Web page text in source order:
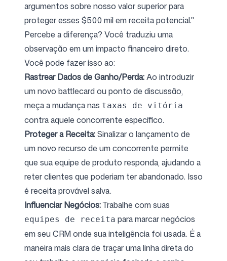
argumentos sobre nosso valor superior para
proteger esses $500 mil em receita potencial."
Percebe a diferença? Você traduziu uma
observação em um impacto financeiro direto.
Você pode fazer isso ao:
Rastrear Dados de Ganho/Perda:Ao introduzir
um novo battlecard ou ponto de discussão,
meça a mudança nas taxas de vitória
contra aquele concorrente específico.
Proteger a Receita:Sinalizar o lançamento de
um novo recurso de um concorrente permite
que sua equipe de produto responda, ajudando a
reter clientes que poderiam ter abandonado. Isso
é receita provável salva.
Influenciar Negócios:Trabalhe com suas
equipes de receita para marcar negócios
em seu CRM onde sua inteligência foi usada. É a
maneira mais clara de traçar uma linha direta do